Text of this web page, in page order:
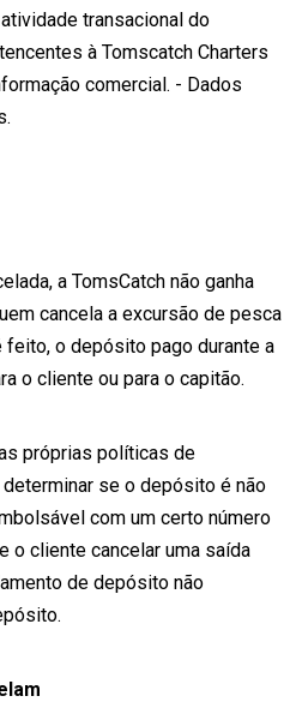
transacional do
à Tomscatch Charters
comercial. - Dados
a TomsCatch não ganha
cancela a excursão de pesca
feito, o depósito pago durante a
o cliente ou para o capitão.
próprias políticas de
se o depósito é não
com um certo número
o cliente cancelar uma saída
de depósito não